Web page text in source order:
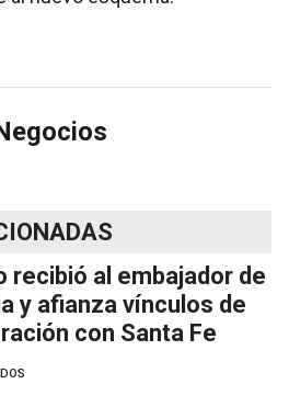
recibió al embajador de
y afianza vínculos de
con Santa Fe